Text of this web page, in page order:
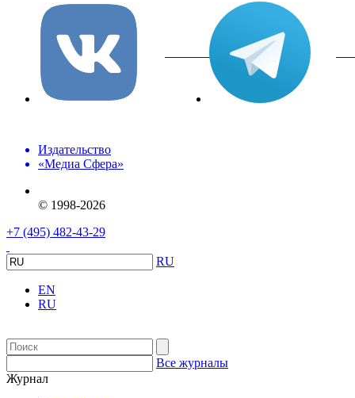
вКонтакте
Издательство
«Медиа Сфера»
© 1998-2026
+7 (495) 482-43-29
RU
EN
RU
Все журналы
Журнал